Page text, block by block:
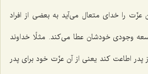
عزّت را خدای متعال می‌آید به بعضی از افراد
وجودی خودشان عطا می‌كند. مثلًا خداوند
پدر اطاعت كند یعنی از آن عزّت خود برای پدر